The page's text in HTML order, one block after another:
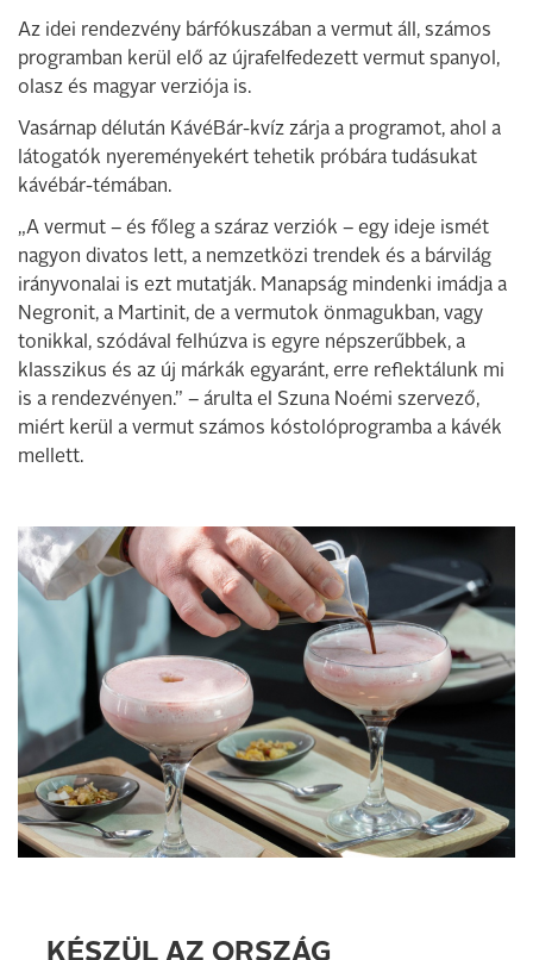
Az idei rendezvény bárfókuszában a vermut áll, számos
programban kerül elő az újrafelfedezett vermut spanyol,
olasz és magyar verziója is.
Vasárnap délután KávéBár-kvíz zárja a programot, ahol a
látogatók nyereményekért tehetik próbára tudásukat
kávébár-témában.
„A vermut – és főleg a száraz verziók – egy ideje ismét
nagyon divatos lett, a nemzetközi trendek és a bárvilág
irányvonalai is ezt mutatják. Manapság mindenki imádja a
Negronit, a Martinit, de a vermutok önmagukban, vagy
tonikkal, szódával felhúzva is egyre népszerűbbek, a
klasszikus és az új márkák egyaránt, erre reflektálunk mi
is a rendezvényen.” – árulta el Szuna Noémi szervező,
miért kerül a vermut számos kóstolóprogramba a kávék
mellett.
KÉSZÜL AZ ORSZÁG